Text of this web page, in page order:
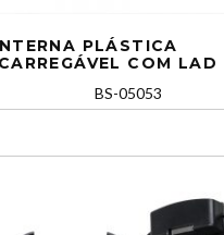
PLÁSTICA
COM LAD
BS-05053